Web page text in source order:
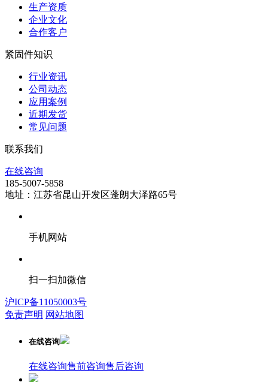
生产资质
企业文化
合作客户
紧固件知识
行业资讯
公司动态
应用案例
近期发货
常见问题
联系我们
在线咨询
185-5007-5858
地址：江苏省昆山开发区蓬朗大泽路65号
手机网站
扫一扫加微信
沪ICP备11050003号
免责声明 网站地图
在线咨询
在线咨询售前咨询售后咨询